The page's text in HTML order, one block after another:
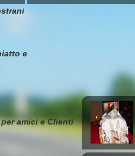
e
amici e Clienti